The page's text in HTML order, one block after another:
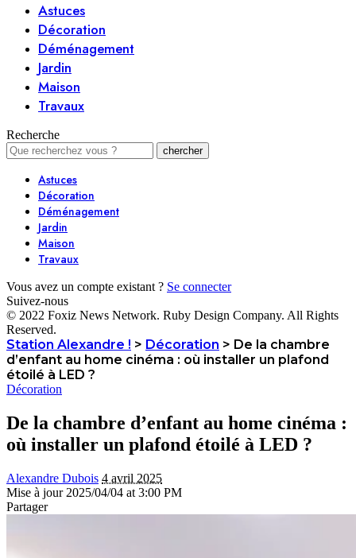
Astuces
Décoration
Déménagement
Jardin
Maison
Travaux
Recherche
Astuces
Décoration
Déménagement
Jardin
Maison
Travaux
Vous avez un compte existant ? Se connecter
Suivez-nous
© 2022 Foxiz News Network. Ruby Design Company. All Rights
Reserved.
Station Alexandre ! > Décoration > De la chambre
d’enfant au home cinéma : où installer un plafond
étoilé à LED ?
Décoration
De la chambre d’enfant au home cinéma :
où installer un plafond étoilé à LED ?
Alexandre Dubois 4 avril 2025
Mise à jour 2025/04/04 at 3:00 PM
Partager